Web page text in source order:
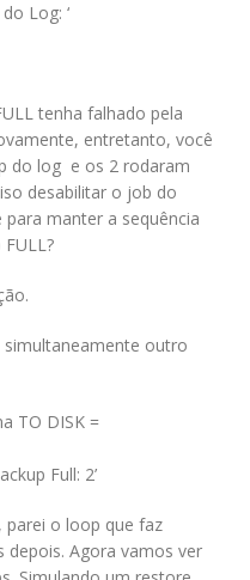
Log: ‘
tenha falhado pela
entretanto, você
do log e os 2 rodaram
desabilitar o job do
manter a sequência
outro
TO DISK =
Full: 2’
parei o loop que faz
depois. Agora vamos ver